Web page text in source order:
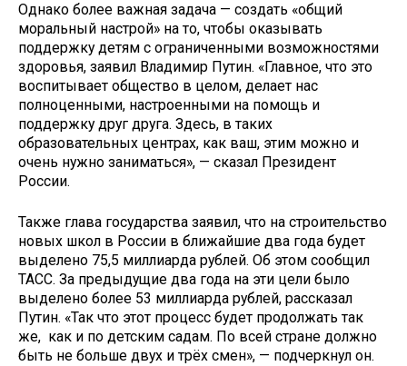
Однако более важная задача — создать «общий
моральный настрой» на то, чтобы оказывать
поддержку детям с ограниченными возможностями
здоровья, заявил Владимир Путин. «Главное, что это
воспитывает общество в целом, делает нас
полноценными, настроенными на помощь и
поддержку друг друга. Здесь, в таких
образовательных центрах, как ваш, этим можно и
очень нужно заниматься», — сказал Президент
России.
Также глава государства заявил, что на строительство
новых школ в России в ближайшие два года будет
выделено 75,5 миллиарда рублей. Об этом сообщил
ТАСС. За предыдущие два года на эти цели было
выделено более 53 миллиарда рублей, рассказал
Путин. «Так что этот процесс будет продолжать так
же, как и по детским садам. По всей стране должно
быть не больше двух и трёх смен», — подчеркнул он.